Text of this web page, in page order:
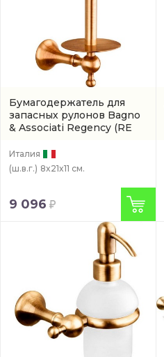
Бумагодержатель для
запасных рулонов Bagno
& Associati Regency (RE
Италия
(ш.в.г.) 8x21x11 см.
9 096